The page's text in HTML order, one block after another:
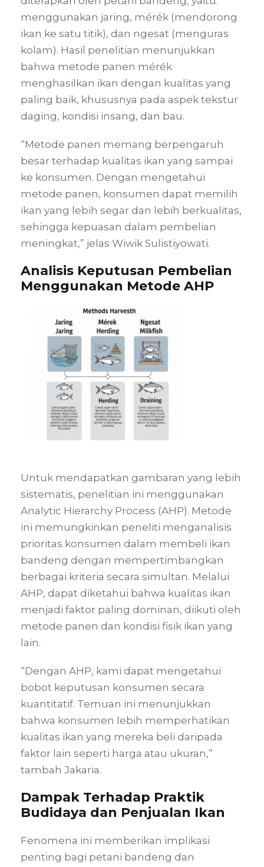
menggunakan jaring, mérék (mendorong
ikan ke satu titik), dan ngesat (menguras
kolam). Hasil penelitian menunjukkan
bahwa metode panen mérék
menghasilkan ikan dengan kualitas yang
paling baik, khususnya pada aspek tekstur
daging, kondisi insang, dan bau.
“Metode panen memang berpengaruh
besar terhadap kualitas ikan yang sampai
ke konsumen. Dengan mengetahui
metode panen, konsumen dapat memilih
ikan yang lebih segar dan lebih berkualitas,
sehingga kepuasan dalam pembelian
meningkat,” jelas Wiwik Sulistiyowati.
Analisis Keputusan Pembelian
Menggunakan Metode AHP
Untuk mendapatkan gambaran yang lebih
sistematis, penelitian ini menggunakan
Analytic Hierarchy Process (AHP). Metode
ini memungkinkan peneliti menganalisis
prioritas konsumen dalam membeli ikan
bandeng dengan mempertimbangkan
berbagai kriteria secara simultan. Melalui
AHP, dapat diketahui bahwa kualitas ikan
menjadi faktor paling dominan, diikuti oleh
metode panen dan kondisi fisik ikan yang
lain.
“Dengan AHP, kami dapat mengetahui
bobot keputusan konsumen secara
kuantitatif. Temuan ini menunjukkan
bahwa konsumen lebih memperhatikan
kualitas ikan yang mereka beli daripada
faktor lain seperti harga atau ukuran,”
tambah Jakaria.
Dampak Terhadap Praktik
Budidaya dan Penjualan Ikan
Fenomena ini memberikan implikasi
penting bagi petani bandeng dan